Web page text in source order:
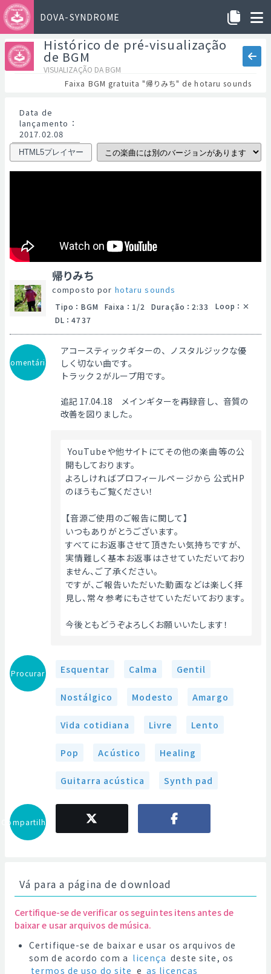
DOVA-SYNDROME
Histórico de pré-visualização
de BGM
VISUALIZAÇÃO DA BGM
Faixa BGM gratuita "帰りみち" de hotaru sounds
Data de
lançamento ：
2017.02.08
HTML5プレイヤー
帰りみち
composto por hotaru sounds
Tipo ： BGM Faixa ： 1/2 Duração ： 2:33 Loop ：
DL ： 4737
Comentário
アコースティックギターの、ノスタルジックな優
しく切ない曲です。
トラック２がループ用です。
追記 17.04.18 メインギターを再録音し、音質の
改善を図りました。
YouTubeや他サイトにてその他の楽曲等の公
開もしております。
よろしければプロフィールページから 公式HP
のほうもご覧ください！
【音源ご使用のご報告に関して】
いつもありがとうございます。
すべてにお返事させて頂きたい気持ちですが、
実情難しく基本お返事はさせていただいており
ません、ご了承ください。
ですが、ご報告いただいた動画などは楽しく拝
見し、常々参考にもさせていただいております。
今後ともどうぞよろしくお願いいたします！
Procurar Esquentar Calma Gentil
Nostálgico Modesto Amargo
Vida cotidiana Livre Lento
Pop Acústico Healing
Guitarra acústica Synth pad
Compartilhar
Vá para a página de download
Certifique-se de verificar os seguintes itens antes de
baixar e usar arquivos de música.
Certifique-se de baixar e usar os arquivos de
som de acordo com a licença deste site, os
termos de uso do site e as licenças